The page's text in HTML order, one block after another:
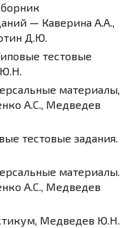
— Каверина А.А.,
Д.Ю.
тестовые
материалы,
А.С., Медведев
тестовые задания.
материалы.
А.С., Медведев
Медведев Ю.Н.